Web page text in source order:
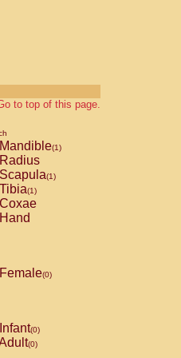
to top of this page.
Mandible(1)
Radius
Scapula(1)
Tibia(1)
Coxae
Hand
Female(0)
Infant(0)
(0)